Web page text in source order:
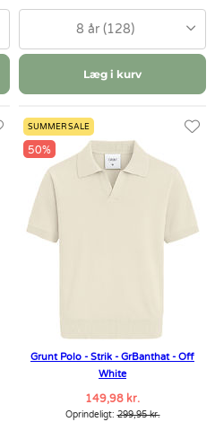
8 år (128)
Læg i kurv
SUMMER SALE
50%
Grunt Polo - Strik - GrBanthat - Off
White
149,98 kr.
Oprindeligt:299,95 kr.